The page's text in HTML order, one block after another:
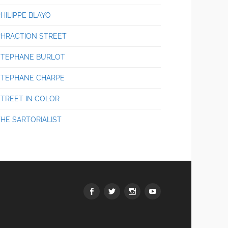
BLAYO
STREET
BURLOT
CHARPE
IN COLOR
SARTORIALIST
FacebookTwitterInstagramyoutube